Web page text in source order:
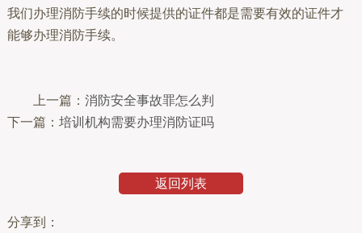
我们办理消防手续的时候提供的证件都是需要有效的证件才
能够办理消防手续。
上一篇： 消防安全事故罪怎么判
下一篇： 培训机构需要办理消防证吗
返回列表
分享到：